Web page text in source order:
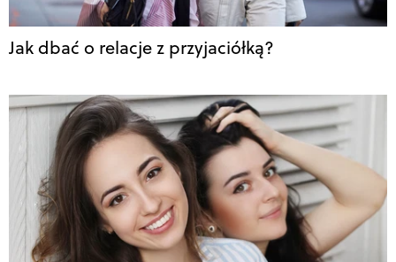
Jak dbać o relacje z przyjaciółką?